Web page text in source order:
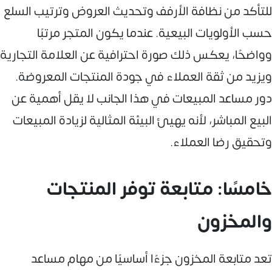
للتأكد من نظافة الأرفف وتحديث العروض وترتيب السلع
حسب الأولويات البيعية. عندما يكون المتجر مرتبًا
وواضحًا، يعكس ذلك صورة احترافية عن العلامة التجارية
ويزيد من ثقة العملاء في جودة المنتجات المعروضة.
دور مساعد المبيعات في هذا الجانب لا يقل أهمية عن
البيع المباشر، لأنه يهيئ البيئة المثالية لزيادة المبيعات
وتحقيق رضا العملاء.
خامسًا: متابعة توفر المنتجات
والمخزون
تعد متابعة المخزون جزءًا أساسيًا من مهام مساعد